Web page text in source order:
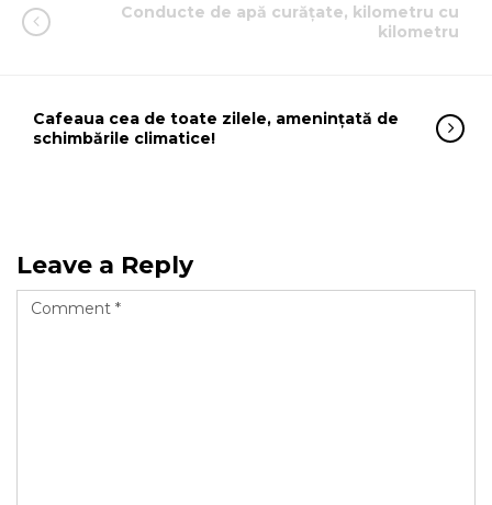
Conducte de apă curățate, kilometru cu
kilometru
Cafeaua cea de toate zilele, amenințată de
schimbările climatice!
Leave a Reply